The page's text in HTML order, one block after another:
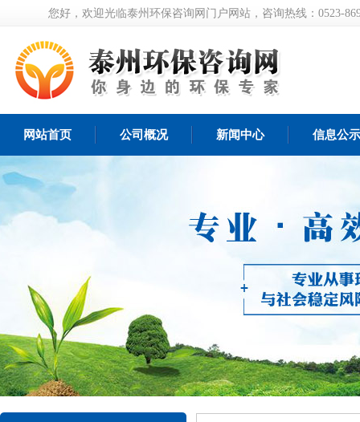
您好，欢迎光临泰州环保咨询网门户网站，咨询热线：0523-
网站首页 公司概况 新闻中心 信息公示